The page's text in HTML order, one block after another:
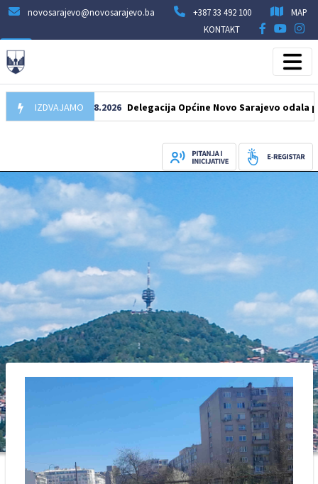
novosarajevo@novosarajevo.ba +387 33 492 100
MAP
KONTAKT
IZDVAJAMO
07.08.2026 Delegacija Općine Novo Sarajevo odala počast